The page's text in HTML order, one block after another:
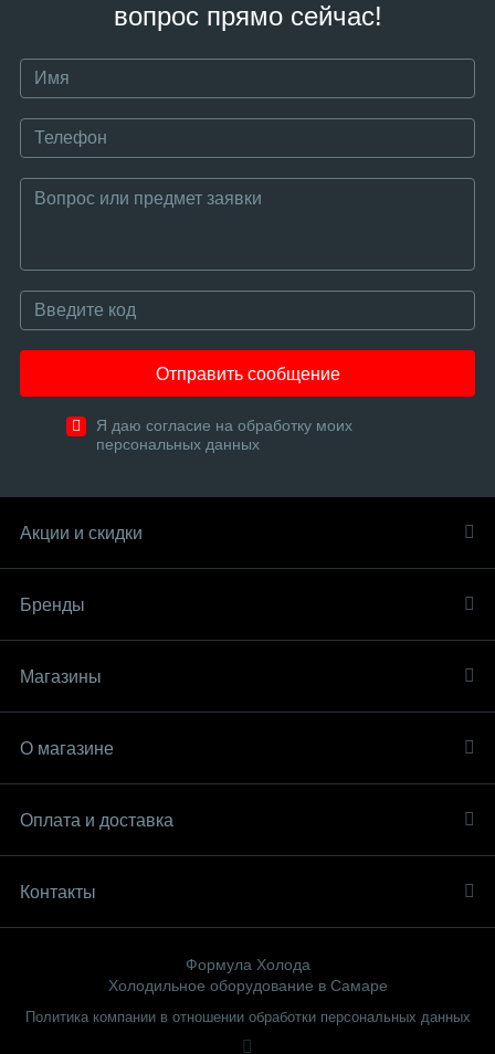
вопрос прямо сейчас!
Отправить сообщение
Я даю согласие на обработку моих
персональных данных
Акции и скидки
Бренды
Магазины
О магазине
Оплата и доставка
Контакты
Формула Холода
Холодильное оборудование в Самаре
Политика компании в отношении обработки персональных данных